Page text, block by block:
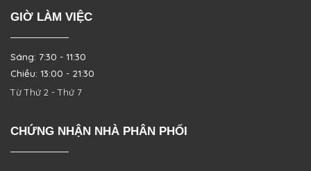
GIỜ LÀM VIỆC
Sáng: 7:30 - 11:30
Chiều: 13:00 - 21:30
Từ Thứ 2 - Thứ 7
CHỨNG NHẬN NHÀ PHÂN PHỐI